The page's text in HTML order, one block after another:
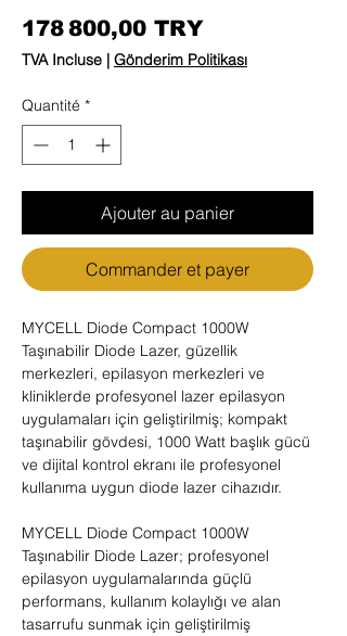
178 800,00 TRYPrix
TVA Incluse | Gönderim Politikası
Quantité *
Ajouter au panier
Commander et payer
MYCELL Diode Compact 1000W
Taşınabilir Diode Lazer, güzellik
merkezleri, epilasyon merkezleri ve
kliniklerde profesyonel lazer epilasyon
uygulamaları için geliştirilmiş; kompakt
taşınabilir gövdesi, 1000 Watt başlık gücü
ve dijital kontrol ekranı ile profesyonel
kullanıma uygun diode lazer cihazıdır.
MYCELL Diode Compact 1000W
Taşınabilir Diode Lazer; profesyonel
epilasyon uygulamalarında güçlü
performans, kullanım kolaylığı ve alan
tasarrufu sunmak için geliştirilmiş